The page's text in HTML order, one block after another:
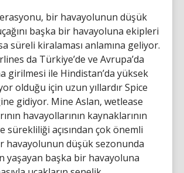
bir havayolunun düşük
başka bir havayoluna ekipleri
süreli kiralaması anlamına geliyor.
da Türkiye’de ve Avrupa’da
girilmesi ile Hindistan’da yüksek
olduğu için uzun yıllardır Spice
gidiyor. Mine Aslan, wetlease
havayollarının kaynaklarının
sürekliliği açısından çok önemli
havayolunun düşük sezonunda
yaşayan başka bir havayoluna